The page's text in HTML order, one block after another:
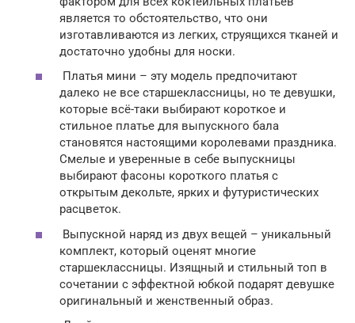
является то обстоятельство, что они
изготавливаются из легких, струящихся тканей и
достаточно удобны для носки.
Платья мини – эту модель предпочитают
далеко не все старшеклассницы, но те девушки,
которые всё-таки выбирают короткое и
стильное платье для выпускного бала
становятся настоящими королевами праздника.
Смелые и уверенные в себе выпускницы
выбирают фасоны короткого платья с
открытым декольте, ярких и футуристических
расцветок.
Выпускной наряд из двух вещей – уникальный
комплект, который оценят многие
старшеклассницы. Изящный и стильный топ в
сочетании с эффектной юбкой подарят девушке
оригинальный и женственный образ.